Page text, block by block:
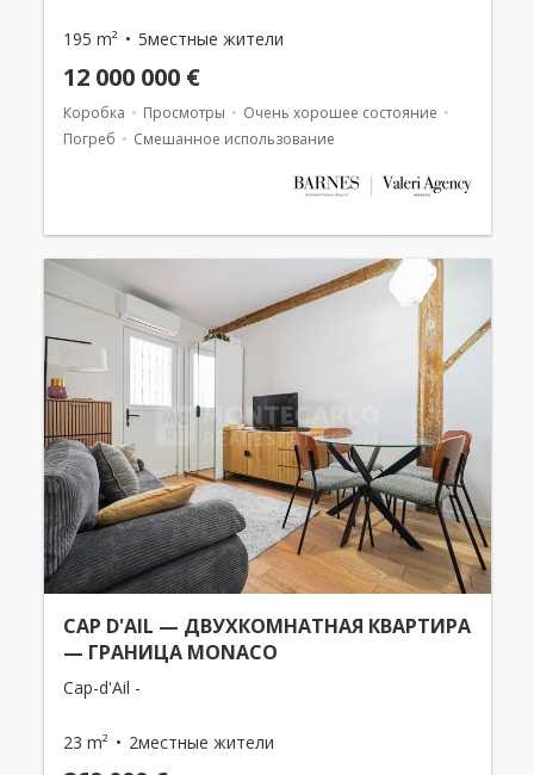
195 m² 5местные жители
12 000 000 €
Коробка Просмотры
Очень хорошее состояние
Погреб
Смешанное использование
CAP D'AIL — ДВУХКОМНАТНАЯ КВАРТИРА
— ГРАНИЦА MONACO
Cap-d'Ail -
23 m² 2местные жители